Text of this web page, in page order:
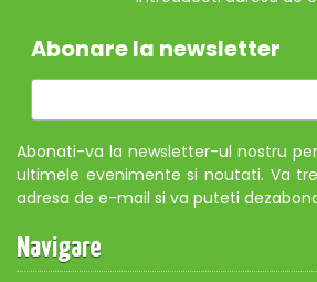
Abonare la newsletter
Abonati-va la newsletter-ul nostru
ultimele evenimente si noutati. Va
adresa de e-mail si va puteti
Navigare